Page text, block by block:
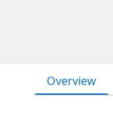
Overview